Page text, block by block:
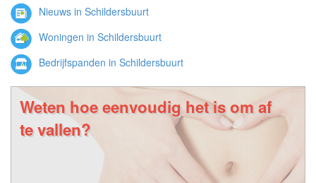
Nieuws in Schildersbuurt
Woningen in Schildersbuurt
Bedrijfspanden in Schildersbuurt
Weten hoe eenvoudig het is om af
te vallen?